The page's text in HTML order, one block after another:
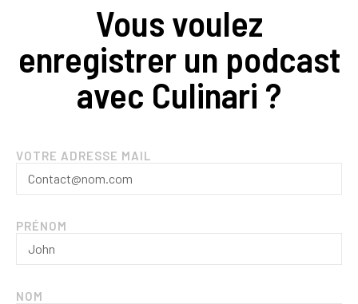
Vous voulez
enregistrer un podcast
avec Culinari ?
VOTRE ADRESSE MAIL
PRÉNOM
NOM